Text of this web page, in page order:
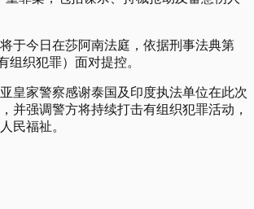
于今日在莎阿南法庭，依据刑事法典第
组织犯罪）面对提控。
皇家警察感谢泰国及印度执法单位在此次
并强调警方将持续打击有组织犯罪活动，
民福祉。